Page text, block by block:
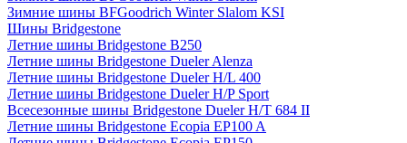
Зимние шины BFGoodrich Winter Slalom KSI
Шины Bridgestone
Летние шины Bridgestone B250
Летние шины Bridgestone Dueler Alenza
Летние шины Bridgestone Dueler H/L 400
Летние шины Bridgestone Dueler H/P Sport
Всесезонные шины Bridgestone Dueler H/T 684 II
Летние шины Bridgestone Ecopia EP100 A